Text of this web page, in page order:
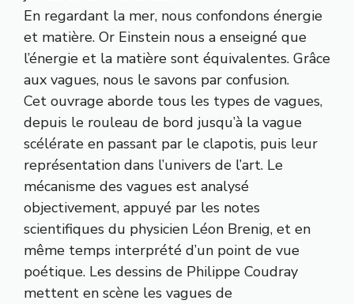
En regardant la mer, nous confondons énergie
et matière. Or Einstein nous a enseigné que
l’énergie et la matière sont équivalentes. Grâce
aux vagues, nous le savons par confusion.
Cet ouvrage aborde tous les types de vagues,
depuis le rouleau de bord jusqu’à la vague
scélérate en passant par le clapotis, puis leur
représentation dans l’univers de l’art. Le
mécanisme des vagues est analysé
objectivement, appuyé par les notes
scientifiques du physicien Léon Brenig, et en
même temps interprété d’un point de vue
poétique. Les dessins de Philippe Coudray
mettent en scène les vagues de